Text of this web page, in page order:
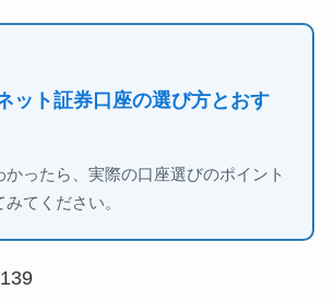
ット証券口座の選び方とおす
かったら、実際の口座選びのポイント
てください。
139